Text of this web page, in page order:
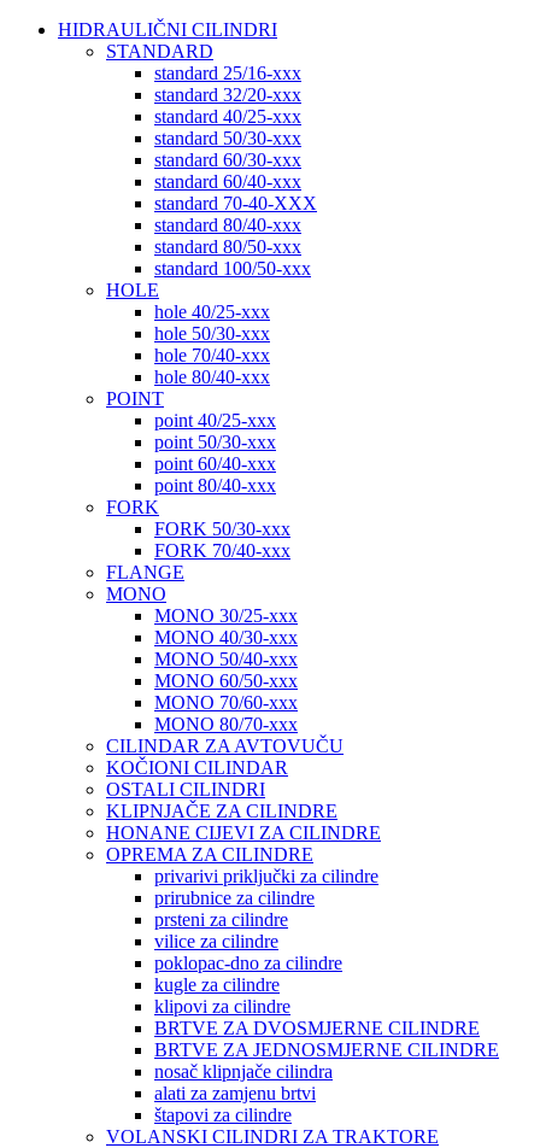
HIDRAULIČNI CILINDRI
STANDARD
standard 25/16-xxx
standard 32/20-xxx
standard 40/25-xxx
standard 50/30-xxx
standard 60/30-xxx
standard 60/40-xxx
standard 70-40-XXX
standard 80/40-xxx
standard 80/50-xxx
standard 100/50-xxx
HOLE
hole 40/25-xxx
hole 50/30-xxx
hole 70/40-xxx
hole 80/40-xxx
POINT
point 40/25-xxx
point 50/30-xxx
point 60/40-xxx
point 80/40-xxx
FORK
FORK 50/30-xxx
FORK 70/40-xxx
FLANGE
MONO
MONO 30/25-xxx
MONO 40/30-xxx
MONO 50/40-xxx
MONO 60/50-xxx
MONO 70/60-xxx
MONO 80/70-xxx
CILINDAR ZA AVTOVUČU
KOČIONI CILINDAR
OSTALI CILINDRI
KLIPNJAČE ZA CILINDRE
HONANE CIJEVI ZA CILINDRE
OPREMA ZA CILINDRE
privarivi priključki za cilindre
prirubnice za cilindre
prsteni za cilindre
vilice za cilindre
poklopac-dno za cilindre
kugle za cilindre
klipovi za cilindre
BRTVE ZA DVOSMJERNE CILINDRE
BRTVE ZA JEDNOSMJERNE CILINDRE
nosač klipnjače cilindra
alati za zamjenu brtvi
štapovi za cilindre
VOLANSKI CILINDRI ZA TRAKTORE